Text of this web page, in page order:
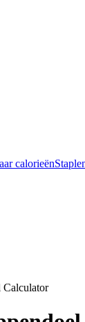
calorieën
Calculator